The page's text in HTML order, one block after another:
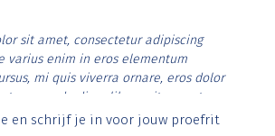
sit amet, consectetur adipiscing
varius enim in eros elementum
mi quis viverra ornare, eros dolor
commodo diam libero vitae erat.
nibh et justo cursus id rutrum lorem
en schrijf je in voor jouw proefrit